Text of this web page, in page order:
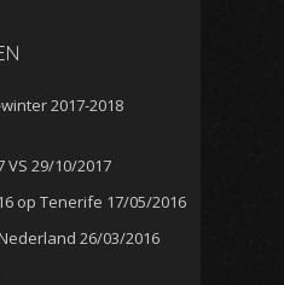
2017-2018
VS 29/10/2017
op Tenerife 17/05/2016
26/03/2016